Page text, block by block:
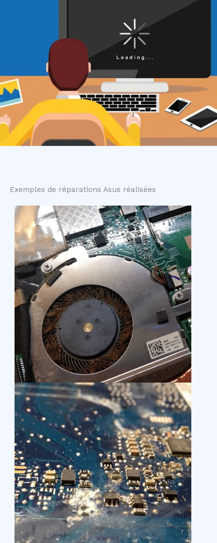
Exemples de réparations Asus réalisées